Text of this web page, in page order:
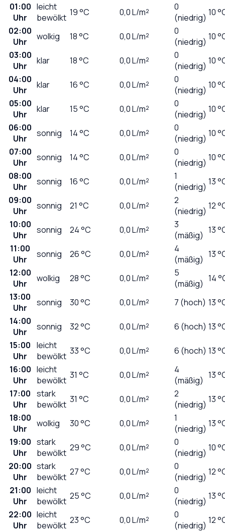
01:00
Uhr
leicht
bewölkt 19°C 0,0L/m²
0
(niedrig) 10
02:00
Uhr
wolkig 18°C 0,0L/m²
0
(niedrig) 10
03:00
Uhr
klar 18°C 0,0L/m²
0
(niedrig) 10
04:00
Uhr
klar 16°C 0,0L/m²
0
(niedrig) 10
05:00
Uhr
klar 15°C 0,0L/m²
0
(niedrig) 10
06:00
Uhr
sonnig 14°C 0,0L/m²
0
(niedrig) 10
07:00
Uhr
sonnig 14°C 0,0L/m²
0
(niedrig) 10
08:00
Uhr
sonnig 16°C 0,0L/m²
1
(niedrig) 13
09:00
Uhr
sonnig 21 °C 0,0L/m²
2
(niedrig) 12
10:00
Uhr
sonnig 24°C 0,0L/m²
3
(mäßig) 13
11:00
Uhr
sonnig 26°C 0,0L/m²
4
(mäßig) 13
12:00
Uhr
wolkig 28°C 0,0L/m²
5
(mäßig) 14
13:00
Uhr
sonnig 30°C 0,0L/m² 7 (hoch) 13
14:00
Uhr
sonnig 32°C 0,0L/m² 6 (hoch) 13
15:00
Uhr
leicht
bewölkt 33°C 0,0L/m² 6 (hoch) 13
16:00
Uhr
leicht
bewölkt 31 °C 0,0L/m²
4
(mäßig) 13
17:00
Uhr
stark
bewölkt 31 °C 0,0L/m²
2
(niedrig) 13
18:00
Uhr
wolkig 30°C 0,0L/m²
1
(niedrig) 13
19:00
Uhr
stark
bewölkt 29°C 0,0L/m²
0
(niedrig) 10
20:00
Uhr
stark
bewölkt 27°C 0,0L/m²
0
(niedrig) 12
21:00
Uhr
leicht
bewölkt 25°C 0,0L/m²
0
(niedrig) 13
22:00
Uhr
leicht
bewölkt 23°C 0,0L/m²
0
(niedrig) 12